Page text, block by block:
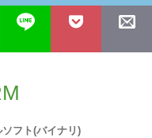
フト(バイナリ)